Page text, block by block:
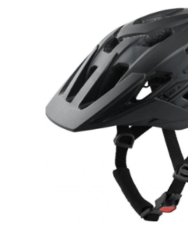
NAŠE SLUŽBY
NEZAŘAZENÉ